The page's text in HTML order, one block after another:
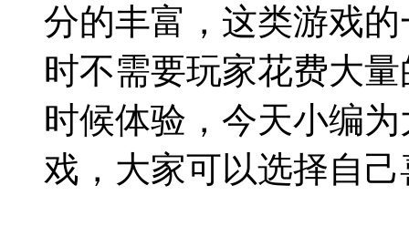
分的丰富，这类游戏
时不需要玩家花费大
时候体验，今天小编
戏，大家可以选择自